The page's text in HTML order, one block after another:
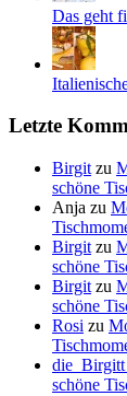
Das geht
Letzte
Birgit zu
schöne
Anja zu
Birgit zu
schöne
Birgit zu
schöne
Rosi zu
die_Birgitt
schöne